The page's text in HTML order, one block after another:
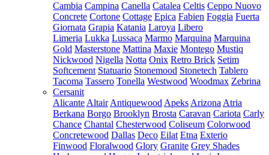
Cambia Campina Canella Catalea Celtis Ceppo Nuovo
Concrete Cortone Cottage Epica Fabien Foggia Fuerta
Giornata Grapia Katania Laroya Libero
Limeria Lukka Lussaca Marmo Marquina Marquina
Gold Masterstone Mattina Maxie Montego Mustiq
Nickwood Nigella Notta Onix Retro Brick Setim
Softcement Statuario Stonemood Stonetech Tablero
Tacoma Tassero Tonella Westwood Woodmax Zebrina
Cersanit
Alicante Altair Antiquewood Apeks Arizona Atria
Berkana Borgo Brooklyn Brosta Caravan Cariota Carly
Chance Chantal Chesterwood Coliseum Colorwood
Concretewood Dallas Deco Eilat Etna Exterio
Finwood Floralwood Glory Granite Grey Shades